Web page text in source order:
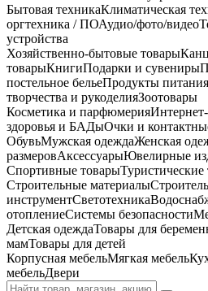
Бытовая техникаКлиматическая
оргтехника / ПОАудио/фото/видео
устройства
Хозяйственно-бытовые товары
товарыКнигиПодарки и сувениры
постельное бельеПродукты
творчества и рукоделияЗоотовары
Косметика и парфюмерия
здоровья и БАДыОчки и
ОбувьМужская одеждаЖенская
размеровАксессуарыЮвелирные
Спортивные товарыТуристические
Строительные материалы
инструментСветотехника
отоплениеСистемы безопасности
Детская одеждаТовары для
мамТовары для детей
Корпусная мебельМягкая мебель
мебельДвери